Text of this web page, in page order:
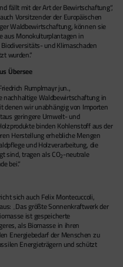
fällt mit der Art der Bewirtschaftung“,
Vorsitzender der Europäischen
Waldbewirtschaftung, können sie
aus Monokulturplantagen in
und Klimaschaden
wurden.“
Übersee
Rumplmayr jun.,
nachhaltige Waldbewirtschaftung in
denen wir unabhängig von Importen
geringere Umwelt- und
binden Kohlenstoff aus der
Herstellung erhebliche Mengen
und Holzverarbeitung, die
sind, tragen als CO2-neutrale
bei.“
sich auch Felix Montecuccoli,
„Das größte Sonnenkraftwerk der
ist gespeicherte
als Biomasse in ihren
Energiebedarf der Menschen zu
Energieträgern und schützt